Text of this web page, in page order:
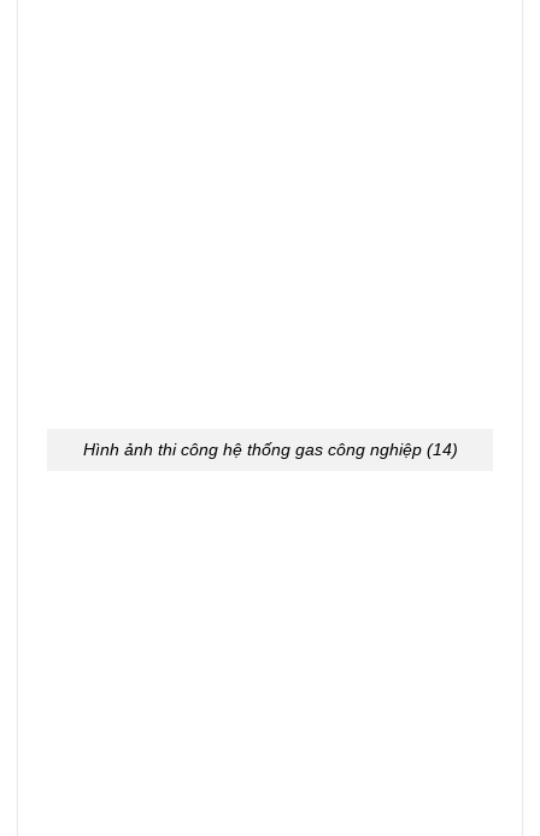
Hình ảnh thi công hệ thống gas công nghiệp (14)